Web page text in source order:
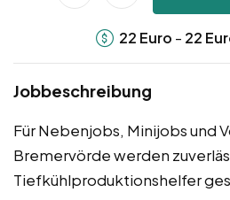
22 Euro - 22
Jobbeschreibung
Für Nebenjobs, Minijobs und
Bremervörde werden
Tiefkühlproduktionshelfer